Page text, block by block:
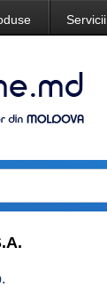
Servicii